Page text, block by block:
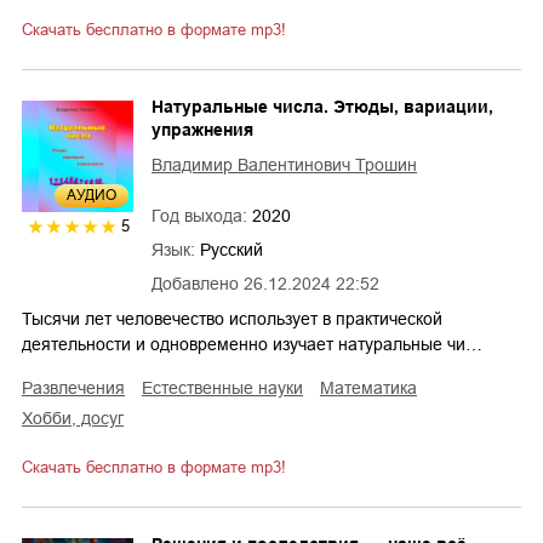
Скачать бесплатно в формате mp3!
AУДИО
5
Добавлено 26.12.2024 22:52
Натуральные числа. Этюды, вариации,
упражнения
Владимир Валентинович Трошин
Год выхода: 2020
Язык: Русский
Тысячи лет человечество использует в практической
деятельности и одновременно изучает натуральные чи…
развлечения естественные науки
математика
хобби, досуг
Скачать бесплатно в формате mp3!